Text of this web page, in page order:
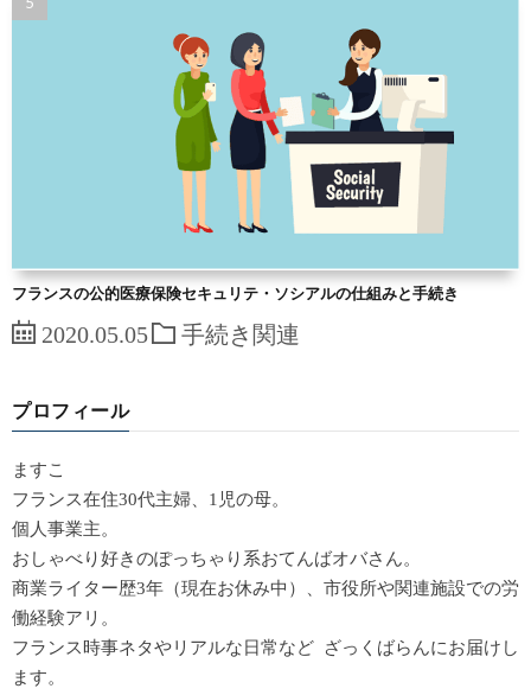
フランスの公的医療保険セキュリテ・ソシアルの仕組みと手続き
2020.05.05 手続き関連
プロフィール
ますこ
フランス在住30代主婦、1児の母。
個人事業主。
おしゃべり好きのぽっちゃり系おてんばオバさん。
商業ライター歴3年（現在お休み中）、市役所や関連施設での労
働経験アリ。
フランス時事ネタやリアルな日常など ざっくばらんにお届けし
ます。